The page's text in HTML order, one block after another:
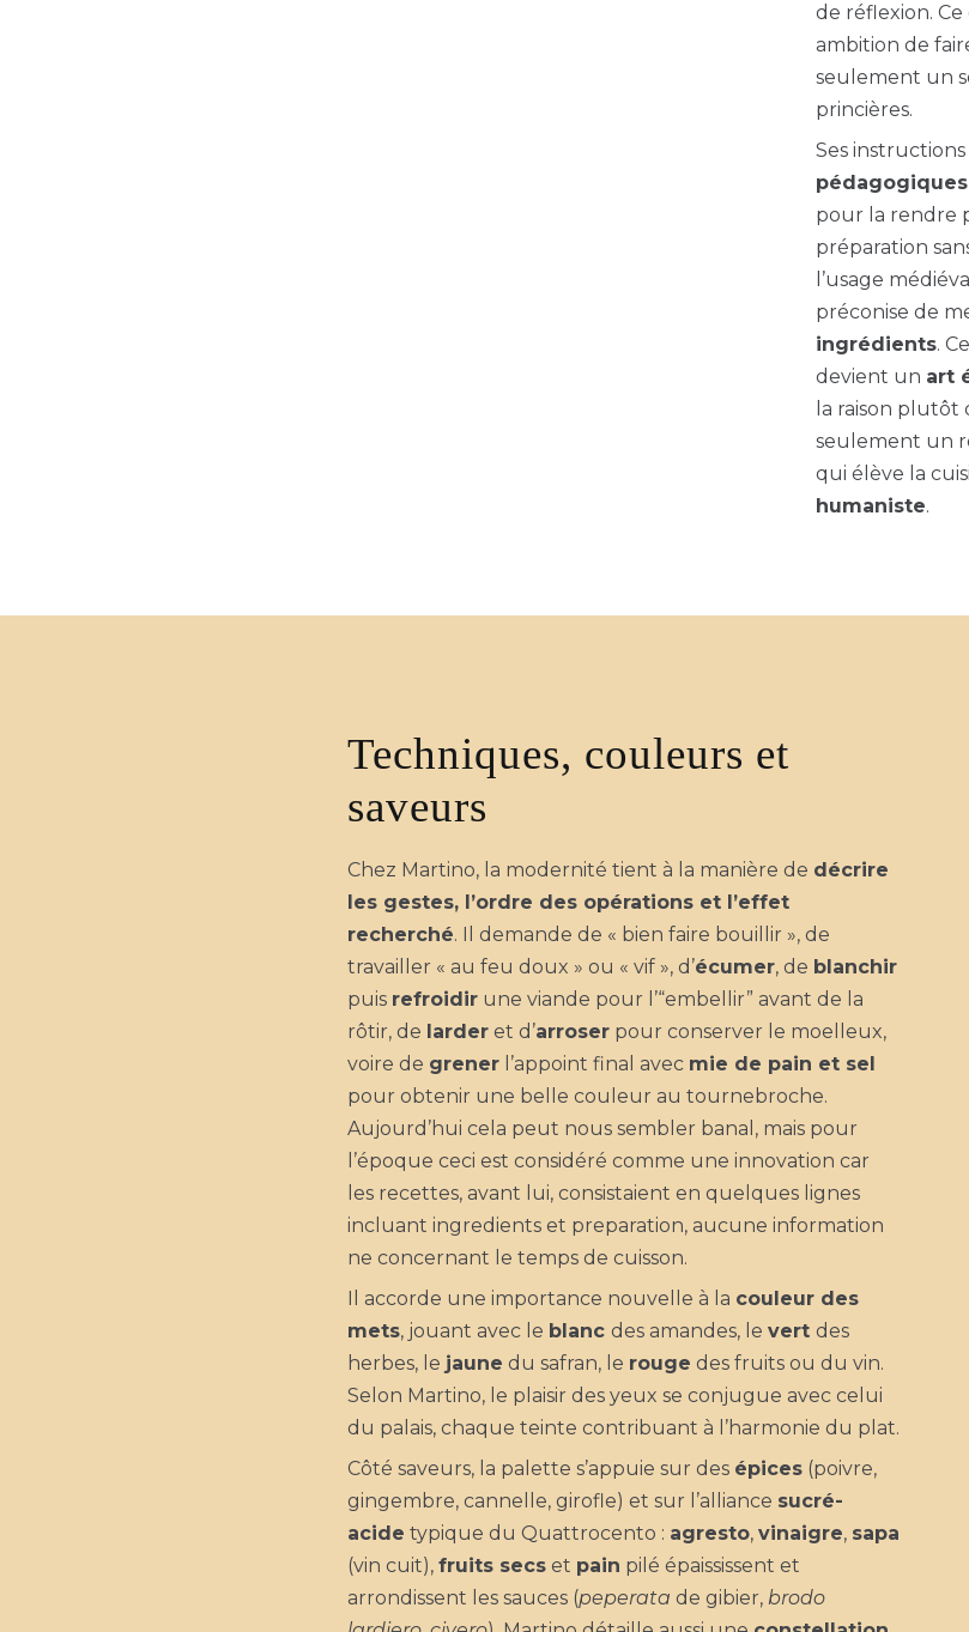
de réflexion.
ambition de
seulement un
princières.
Ses
pédagogiques
pour la rendre
préparation
l’usage
préconise de
ingrédients.
devient un art
la raison plutôt
seulement un
qui élève la
humaniste.
Techniques, couleurs et
saveurs
Chez Martino, la modernité tient à la manière de décrire
les gestes, l’ordre des opérations et l’effet
recherché. Il demande de « bien faire bouillir », de
travailler « au feu doux » ou « vif », d’écumer, de blanchir
puis refroidirune viande pour l’“embellir” avant de la
rôtir, de larderet d’arroserpour conserver le moelleux,
voire de grenerl’appoint final avec mie de pain et sel
pour obtenir une belle couleur au tournebroche.
Aujourd’hui cela peut nous sembler banal, mais pour
l’époque ceci est considéré comme une innovation car
les recettes, avant lui, consistaient en quelques lignes
incluant ingredients et preparation, aucune information
ne concernant le temps de cuisson.
Il accorde une importance nouvelle à la couleur des
mets, jouant avec le blanc des amandes, le vert des
herbes, le jaune du safran, le rouge des fruits ou du vin.
Selon Martino, le plaisir des yeux se conjugue avec celui
du palais, chaque teinte contribuant à l’harmonie du plat.
Côté saveurs, la palette s’appuie sur des épices(poivre,
gingembre, cannelle, girofle) et sur l’alliance sucré-
acide typique du Quattrocento : agresto, vinaigre, sapa
(vin cuit), fruits secset pain pilé épaississent et
arrondissent les sauces (peperata de gibier, brodo